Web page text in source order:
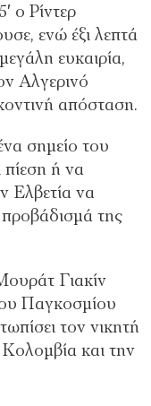
ο Ρίντερ
ενώ έξι λεπτά
ευκαιρία,
Αλγερινό
απόσταση.
σημείο του
πίεση ή να
Ελβετία να
προβάδισμά της
Γιακίν
Παγκοσμίου
τον νικητή
και την